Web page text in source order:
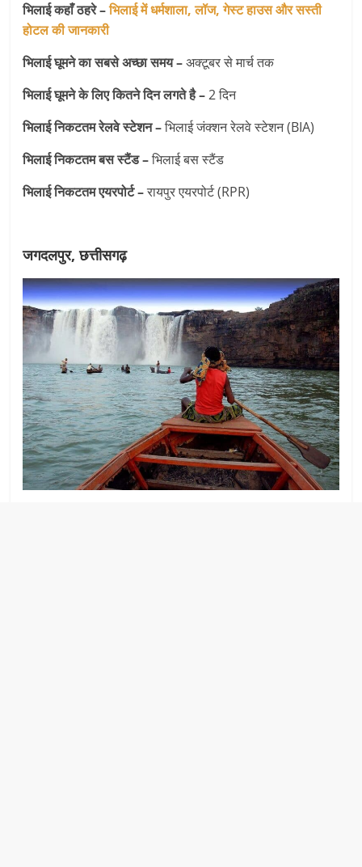
भिलाई कहाँ ठहरे –भिलाई में धर्मशाला, लॉज, गेस्ट हाउस और सस्ती
होटल की जानकारी
भिलाई घूमने का सबसे अच्छा समय –अक्टूबर से मार्च तक
भिलाई घूमने के लिए कितने दिन लगते है –2 दिन
भिलाई निकटतम रेलवे स्टेशन –भिलाई जंक्शन रेलवे स्टेशन (BIA)
भिलाई निकटतम बस स्टैंड –भिलाई बस स्टैंड
भिलाई निकटतम एयरपोर्ट –रायपुर एयरपोर्ट (RPR)
जगदलपुर, छत्तीसगढ़